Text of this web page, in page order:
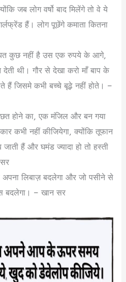
जब लोग वर्षो बाद मिलेंगे तो वे ये
हैं। लोग पूछेंगे कमाता कितना
कुछ नहीं है उस एक रुपये के आगे,
थी। गौर से देखा करो माँ बाप के
हैं जिसमे कभी बच्चे बूढ़े नहीं होते। –
होने का, एक मंजिल और बन गया
कभी नहीं कीजियेगा, क्योंकि तूफान
जाती हैं और घमंड ज्यादा हो तो हस्ती
अपना लिबाज़ बदलेगा और जो पसीने से
बदलेगा। – खान सर